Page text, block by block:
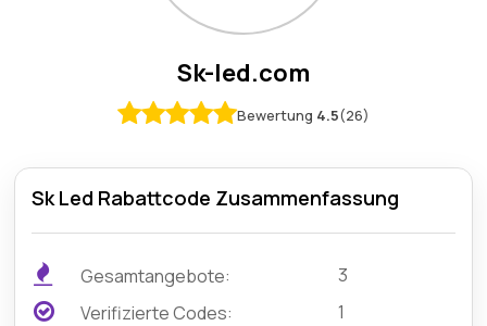
Sk-led.com
Bewertung 4.5(26)
Sk Led Rabattcode Zusammenfassung
Gesamtangebote:
3
Verifizierte Codes:
1